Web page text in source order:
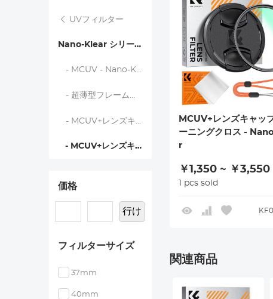
UVフィルター
Nano-Klear シリーズ
- MCUV - Nano-Klear
- 超薄型フレームMCUVフィルター - Nano-Klear
- MCUV+レンズキャップ - Nano-Klear
- MCUV+レンズキャップ+クリーニングクロス - Nano-Klear
価格
行け
フィルターサイズ
37mm
40mm
MCUV+レンズキャッ
ーニングクロス -
r
￥1,350 ~ ￥3,550
1 pcs sold
関連商品